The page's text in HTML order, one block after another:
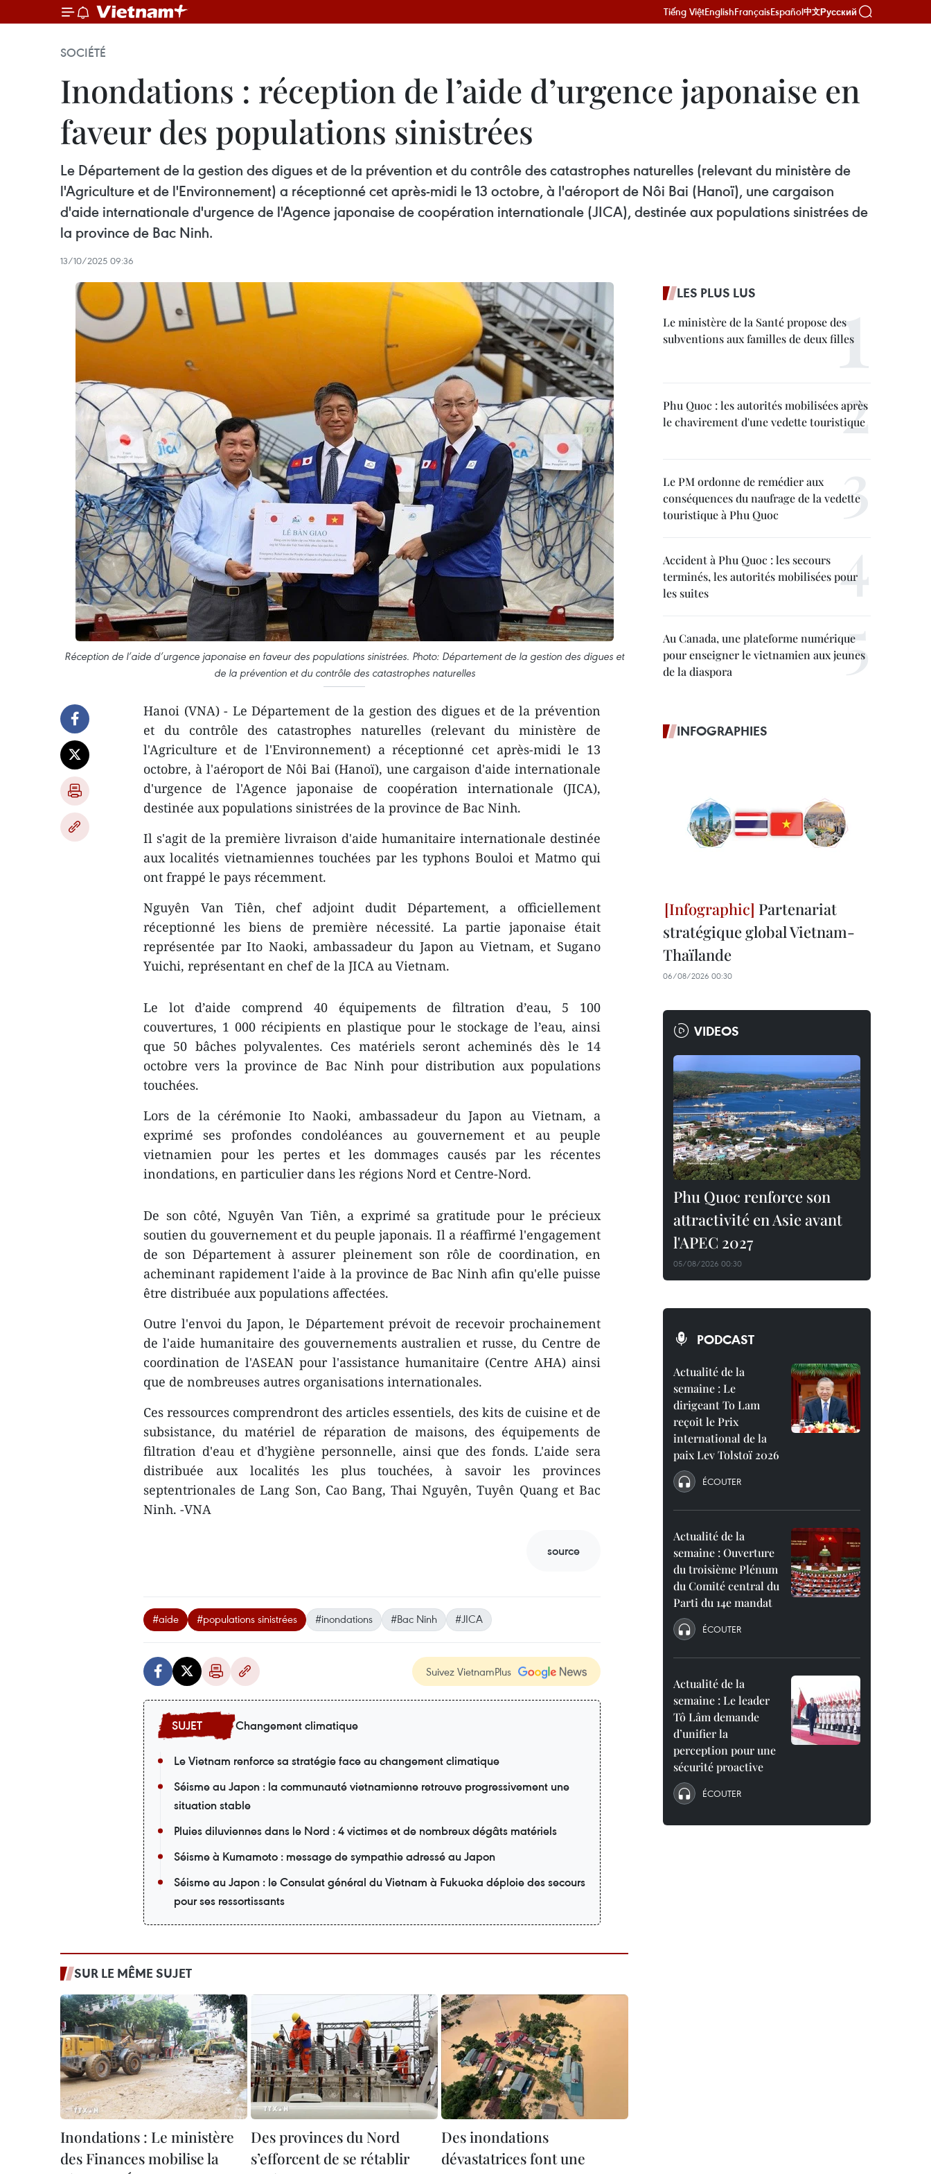
Tiếng ViệtEnglishFrançaisEspañol中文Русский
SOCIÉTÉ
Inondations : réception de l’aide d’urgence japonaise en
faveur des populations sinistrées
Le Département de la gestion des digues et de la prévention et du contrôle des catastrophes naturelles (relevant du ministère de
l'Agriculture et de l'Environnement) a réceptionné cet après-midi le 13 octobre, à l'aéroport de Nôi Bai (Hanoï), une cargaison
d'aide internationale d'urgence de l'Agence japonaise de coopération internationale (JICA), destinée aux populations sinistrées de
la province de Bac Ninh.
13/10/2025 09:36
Réception de l’aide d’urgence japonaise en faveur des populations sinistrées. Photo: Département de la gestion des digues et
de la prévention et du contrôle des catastrophes naturelles
Hanoi (VNA) - Le Département de la gestion des digues et de la prévention
et du contrôle des catastrophes naturelles (relevant du ministère de
l'Agriculture et de l'Environnement) a réceptionné cet après-midi le 13
octobre, à l'aéroport de Nôi Bai (Hanoï), une cargaison d'aide internationale
d'urgence de l'Agence japonaise de coopération internationale (JICA),
destinée aux populations sinistrées de la province de Bac Ninh.
Il s'agit de la première livraison d'aide humanitaire internationale destinée
aux localités vietnamiennes touchées par les typhons Bouloi et Matmo qui
ont frappé le pays récemment.
Nguyên Van Tiên, chef adjoint dudit Département, a officiellement
réceptionné les biens de première nécessité. La partie japonaise était
représentée par Ito Naoki, ambassadeur du Japon au Vietnam, et Sugano
Yuichi, représentant en chef de la JICA au Vietnam.
Le lot d’aide comprend 40 équipements de filtration d’eau, 5 100
couvertures, 1 000 récipients en plastique pour le stockage de l’eau, ainsi
que 50 bâches polyvalentes. Ces matériels seront acheminés dès le 14
octobre vers la province de Bac Ninh pour distribution aux populations
touchées.
Lors de la cérémonie Ito Naoki, ambassadeur du Japon au Vietnam, a
exprimé ses profondes condoléances au gouvernement et au peuple
vietnamien pour les pertes et les dommages causés par les récentes
inondations, en particulier dans les régions Nord et Centre-Nord.
De son côté, Nguyên Van Tiên, a exprimé sa gratitude pour le précieux
soutien du gouvernement et du peuple japonais. Il a réaffirmé l'engagement
de son Département à assurer pleinement son rôle de coordination, en
acheminant rapidement l'aide à la province de Bac Ninh afin qu'elle puisse
être distribuée aux populations affectées.
Outre l'envoi du Japon, le Département prévoit de recevoir prochainement
de l'aide humanitaire des gouvernements australien et russe, du Centre de
coordination de l'ASEAN pour l'assistance humanitaire (Centre AHA) ainsi
que de nombreuses autres organisations internationales.
Ces ressources comprendront des articles essentiels, des kits de cuisine et de
subsistance, du matériel de réparation de maisons, des équipements de
filtration d'eau et d'hygiène personnelle, ainsi que des fonds. L'aide sera
distribuée aux localités les plus touchées, à savoir les provinces
septentrionales de Lang Son, Cao Bang, Thai Nguyên, Tuyên Quang et Bac
Ninh. -VNA
source
#aide #populations sinistrées #inondations #Bac Ninh #JICA
Suivez VietnamPlus
Changement climatique
Le Vietnam renforce sa stratégie face au changement climatique
Séisme au Japon : la communauté vietnamienne retrouve progressivement une
situation stable
Pluies diluviennes dans le Nord : 4 victimes et de nombreux dégâts matériels
Séisme à Kumamoto : message de sympathie adressé au Japon
Séisme au Japon : le Consulat général du Vietnam à Fukuoka déploie des secours
pour ses ressortissants
SUR LE MÊME SUJET
Inondations : Le ministère
des Finances mobilise la
Des provinces du Nord
s’efforcent de se rétablir
Des inondations
dévastatrices font une
LES PLUS LUS
Le ministère de la Santé propose des
subventions aux familles de deux filles
Phu Quoc : les autorités mobilisées après
le chavirement d'une vedette touristique
Le PM ordonne de remédier aux
conséquences du naufrage de la vedette
touristique à Phu Quoc
Accident à Phu Quoc : les secours
terminés, les autorités mobilisées pour
les suites
Au Canada, une plateforme numérique
pour enseigner le vietnamien aux jeunes
de la diaspora
INFOGRAPHIES
Partenariat
stratégique global Vietnam-
Thaïlande
06/08/2026 00:30
VIDEOS
Phu Quoc renforce son
attractivité en Asie avant
l'APEC 2027
05/08/2026 00:30
PODCAST
Actualité de la
semaine : Le
dirigeant To Lam
reçoit le Prix
international de la
paix Lev Tolstoï 2026
ÉCOUTER
Actualité de la
semaine : Ouverture
du troisième Plénum
du Comité central du
Parti du 14e mandat
ÉCOUTER
Actualité de la
semaine : Le leader
Tô Lâm demande
d’unifier la
perception pour une
sécurité proactive
ÉCOUTER